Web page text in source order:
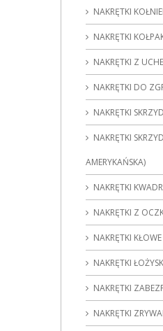
NAKRĘTKI
NAKRĘTKI
NAKRĘTKI Z
NAKRĘTKI DO
NAKRĘTKI
NAKRĘTKI
AMERYKAŃSKA)
NAKRĘTKI
NAKRĘTKI Z
NAKRĘTKI KŁOWE
NAKRĘTKI
NAKRĘTKI
NAKRĘTKI